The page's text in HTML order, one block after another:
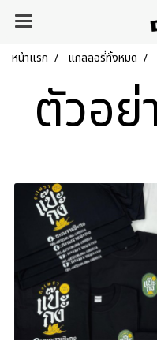
หน้าแรก แกลลอรี่ทั้งหมด
ตัวอย่